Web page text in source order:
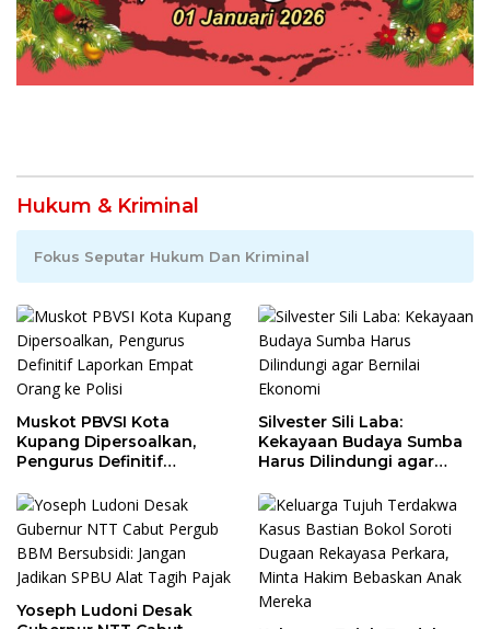
Hukum & Kriminal
Fokus Seputar Hukum Dan Kriminal
Muskot PBVSI Kota
Kupang Dipersoalkan,
Pengurus Definitif
Polisi
Silvester Sili Laba:
Kekayaan Budaya Sumba
Harus Dilindungi agar
Yoseph Ludoni Desak